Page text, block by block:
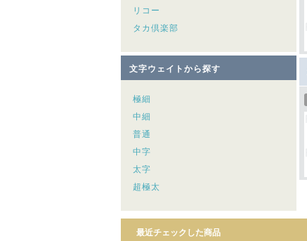
リコー
タカ倶楽部
文字ウェイトから探す
極細
中細
普通
中字
太字
超極太
最近チェックした商品